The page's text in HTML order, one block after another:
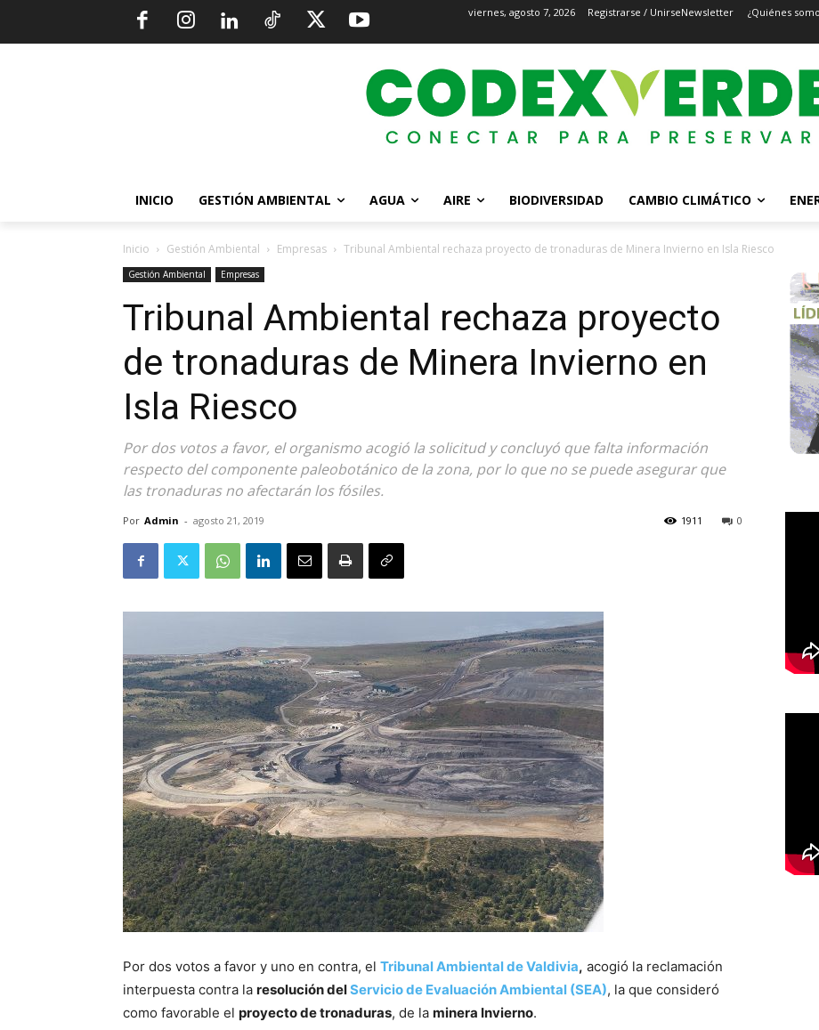
viernes, agosto 7, 2026 Registrarse / UnirseNewsletter ¿Quiénes
INICIO GESTIÓN AMBIENTAL AGUA AIRE BIODIVERSIDAD CAMBIO CLIMÁTICO
Inicio Gestión Ambiental Empresas Tribunal Ambiental rechaza proyecto de tronaduras de Minera Invierno en Isla Riesco
Gestión Ambiental Empresas
Tribunal Ambiental rechaza proyecto
de tronaduras de Minera Invierno en
Isla Riesco
Por dos votos a favor, el organismo acogió la solicitud y concluyó que falta información
respecto del componente paleobotánico de la zona, por lo que no se puede asegurar que
las tronaduras no afectarán los fósiles.
Por Admin - agosto 21, 2019 0
1911
Por dos votos a favor y uno en contra, el Tribunal Ambiental de Valdivia, acogió la reclamación
interpuesta contra la resolución delServicio de Evaluación Ambiental (SEA), la que consideró
como favorable el proyecto de tronaduras, de la minera Invierno.